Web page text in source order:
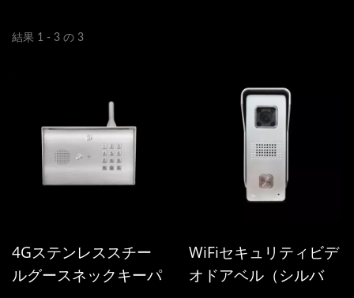
結果 1 - 3 の 3
4Gステンレススチー
ルグースネックキーパ
WiFiセキュリティビデ
オドアベル（シルバ